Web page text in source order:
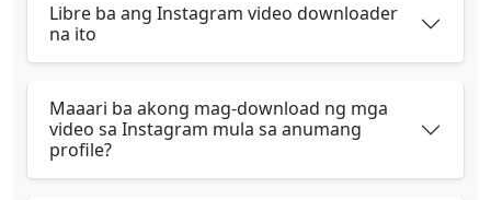
Libre ba ang Instagram video downloader
na ito
Maaari ba akong mag-download ng mga
video sa Instagram mula sa anumang
profile?